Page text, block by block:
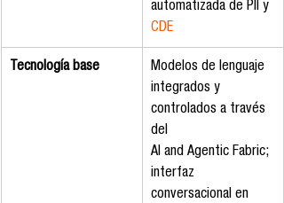
automatizada de PII y
CDE
Tecnología base
Modelos de lenguaje
integrados y
controlados a través
del
AI and Agentic Fabric;
interfaz
conversacional en